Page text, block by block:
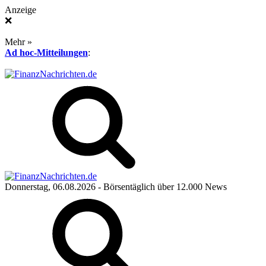
Anzeige
❌
Mehr »
Ad hoc-Mitteilungen:
Donnerstag, 06.08.2026 - Börsentäglich über 12.000 News